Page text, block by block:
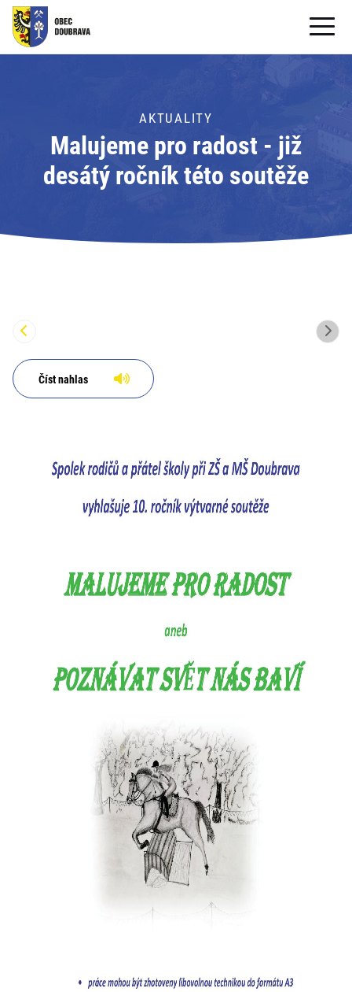
OBECNÍ ÚŘAD
PRO OBČANY
Formuláře ke stažení
PRO TURISTY
AKTUALITY
Malujeme pro radost - již
desátý ročník této soutěže
Číst nahlas